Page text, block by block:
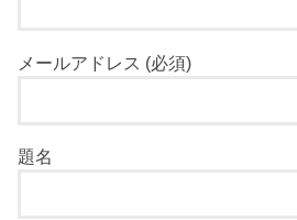
メールアドレス (必須)
題名